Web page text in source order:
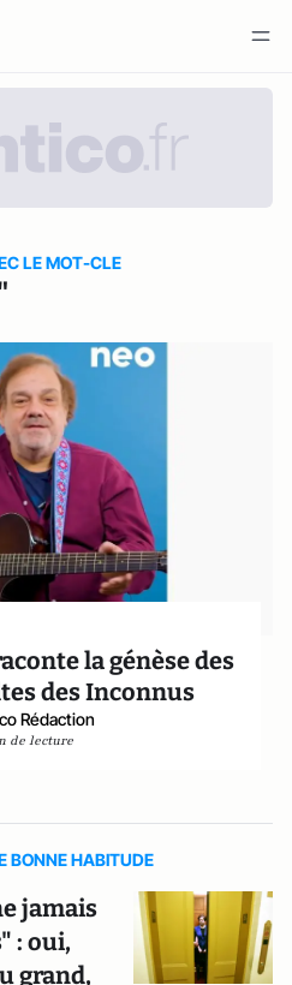
LE MOT-CLE
la génèse des
des Inconnus
Rédaction
de lecture
BONNE HABITUDE
jamais
: oui,
grand,